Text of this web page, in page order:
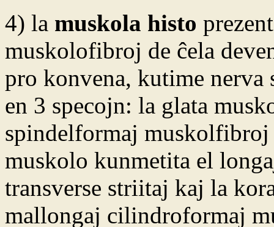
4) la muskola histo
muskolofibroj de ĉela
pro konvena, kutime
en 3 specojn: la glata
spindelformaj
muskolo kunmetita el
transverse striitaj kaj la
mallongaj cilindroformaj